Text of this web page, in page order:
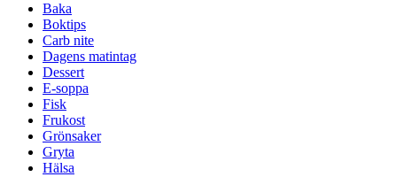
Baka
Boktips
Carb nite
Dagens matintag
Dessert
E-soppa
Fisk
Frukost
Grönsaker
Gryta
Hälsa